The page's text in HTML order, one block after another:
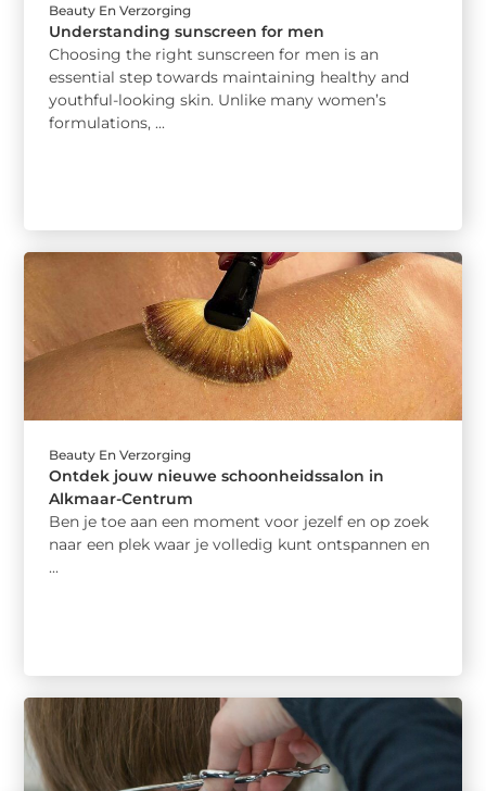
Beauty En Verzorging
Understanding sunscreen for men
Choosing the right sunscreen for men is an
essential step towards maintaining healthy and
youthful-looking skin. Unlike many women’s
formulations, ...
Beauty En Verzorging
Ontdek jouw nieuwe schoonheidssalon in
Alkmaar-Centrum
Ben je toe aan een moment voor jezelf en op zoek
naar een plek waar je volledig kunt ontspannen en
...